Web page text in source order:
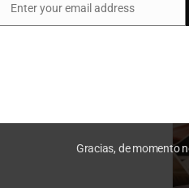
Email
Enter your email address
Gracias, de momento